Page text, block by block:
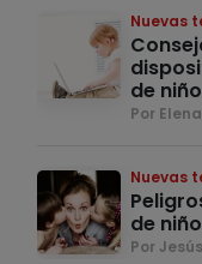
Nuevas
de
Por
Nuevas
de
Por